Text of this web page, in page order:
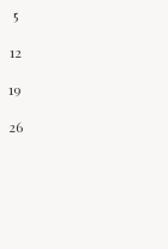
5
12
19
26